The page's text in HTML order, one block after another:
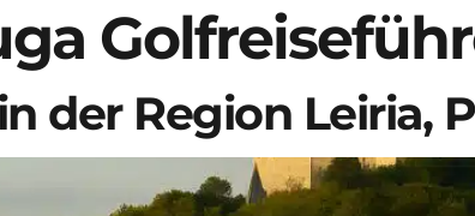
der Region Leiria,